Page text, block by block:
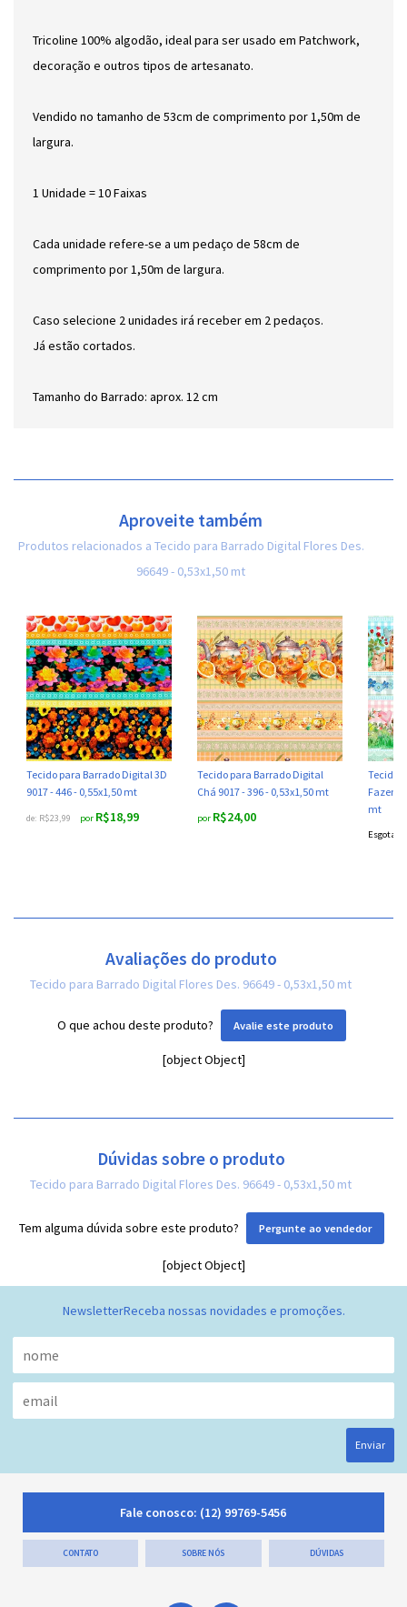
Tricoline 100% algodão, ideal para ser usado em Patchwork,
decoração e outros tipos de artesanato.
Vendido no tamanho de 53cm de comprimento por 1,50m de
largura.
1 Unidade = 10 Faixas
Cada unidade refere-se a um pedaço de 58cm de
comprimento por 1,50m de largura.
Caso selecione 2 unidades irá receber em 2 pedaços.
Já estão cortados.
Tamanho do Barrado: aprox. 12 cm
Aproveite também
Produtos relacionados a Tecido para Barrado Digital Flores Des.
96649 - 0,53x1,50 mt
Tecido para Barrado Digital 3D
9017 - 446 - 0,55x1,50 mt
de: R$23,99 por R$18,99
Tecido para Barrado Digital
Chá 9017 - 396 - 0,53x1,50 mt
por R$24,00
Tecido
mt
Esgotado
Avaliações do produto
Tecido para Barrado Digital Flores Des. 96649 - 0,53x1,50 mt
O que achou deste produto? Avalie este produto
[object Object]
Dúvidas sobre o produto
Tecido para Barrado Digital Flores Des. 96649 - 0,53x1,50 mt
Tem alguma dúvida sobre este produto? Pergunte ao vendedor
[object Object]
NewsletterReceba nossas novidades e promoções.
Enviar
Fale conosco: (12) 99769-5456
CONTATO SOBRE NÓS DÚVIDAS